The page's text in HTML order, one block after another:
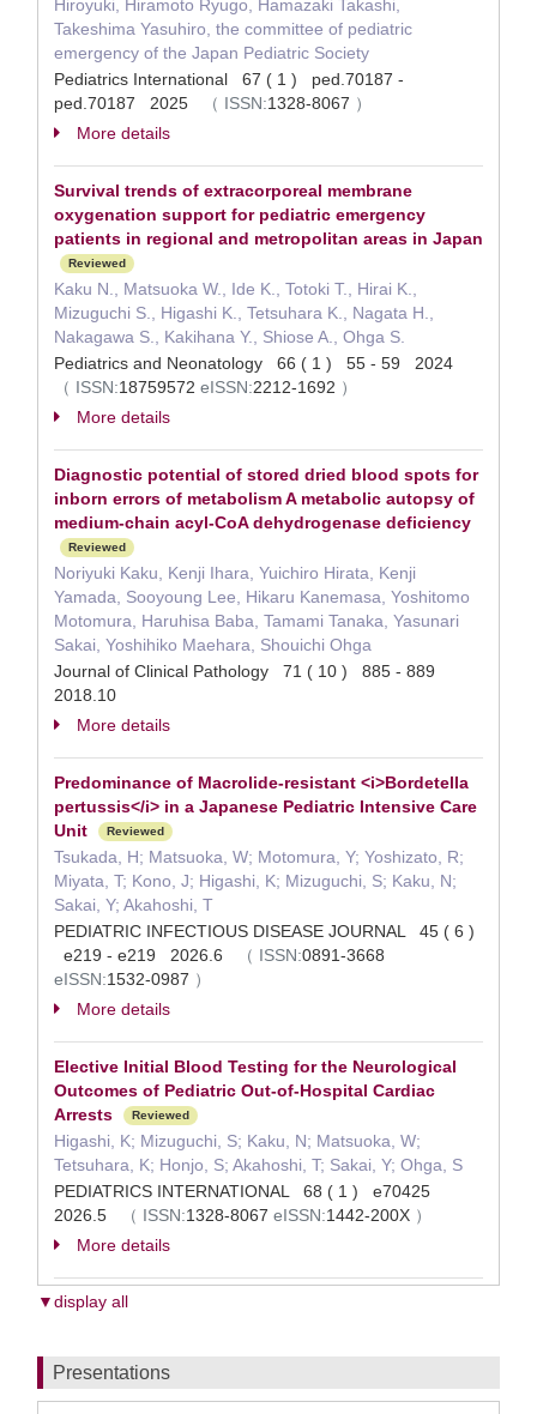
Hiroyuki, Hiramoto Ryugo, Hamazaki Takashi,
Takeshima Yasuhiro, the committee of pediatric
emergency of the Japan Pediatric Society
Pediatrics International 67 ( 1 ) ped.70187 -
ped.70187 2025
（ ISSN:1328-8067 ）
More details
Survival trends of extracorporeal membrane
oxygenation support for pediatric emergency
patients in regional and metropolitan areas in Japan
Reviewed
Kaku N., Matsuoka W., Ide K., Totoki T., Hirai K.,
Mizuguchi S., Higashi K., Tetsuhara K., Nagata H.,
Nakagawa S., Kakihana Y., Shiose A., Ohga S.
Pediatrics and Neonatology 66 ( 1 ) 55 - 59 2024
（ ISSN:18759572 eISSN:2212-1692 ）
More details
Diagnostic potential of stored dried blood spots for
inborn errors of metabolism A metabolic autopsy of
medium-chain acyl-CoA dehydrogenase deficiency
Reviewed
Noriyuki Kaku, Kenji Ihara, Yuichiro Hirata, Kenji
Yamada, Sooyoung Lee, Hikaru Kanemasa, Yoshitomo
Motomura, Haruhisa Baba, Tamami Tanaka, Yasunari
Sakai, Yoshihiko Maehara, Shouichi Ohga
Journal of Clinical Pathology 71 ( 10 ) 885 - 889
2018.10
More details
Predominance of Macrolide-resistant <i>Bordetella
pertussis</i> in a Japanese Pediatric Intensive Care
Unit
Reviewed
Tsukada, H; Matsuoka, W; Motomura, Y; Yoshizato, R;
Miyata, T; Kono, J; Higashi, K; Mizuguchi, S; Kaku, N;
Sakai, Y; Akahoshi, T
PEDIATRIC INFECTIOUS DISEASE JOURNAL 45 ( 6 )
e219 - e219 2026.6
（ ISSN:0891-3668
eISSN:1532-0987 ）
More details
Elective Initial Blood Testing for the Neurological
Outcomes of Pediatric Out-of-Hospital Cardiac
Arrests
Reviewed
Higashi, K; Mizuguchi, S; Kaku, N; Matsuoka, W;
Tetsuhara, K; Honjo, S; Akahoshi, T; Sakai, Y; Ohga, S
PEDIATRICS INTERNATIONAL 68 ( 1 ) e70425
2026.5
（ ISSN:1328-8067 eISSN:1442-200X ）
More details
▼display all
Presentations